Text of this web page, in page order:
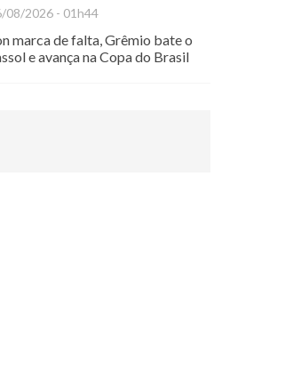
08/2026 - 01h44
marca de falta, Grêmio bate o
e avança na Copa do Brasil